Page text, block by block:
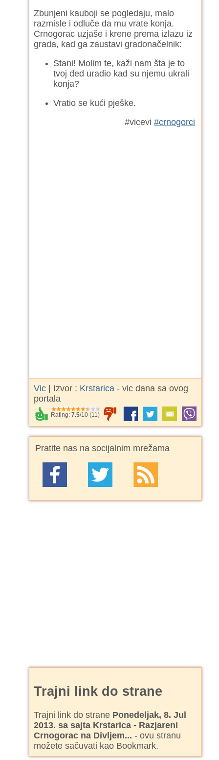
Zbunjeni kauboji se pogledaju, malo
razmisle i odluče da mu vrate konja.
Crnogorac uzjaše i krene prema izlazu iz
grada, kad ga zaustavi gradonačelnik:
Stani! Molim te, kaži nam šta je to
tvoj đed uradio kad su njemu ukrali
konja?
Vratio se kući pješke.
#vicevi#crnogorci
Vic | Izvor : Krstarica - vic dana sa ovog
portala
Rating:7.5/10 (11)
Pratite nas na socijalnim mrežama
Trajni link do strane
Trajni link do strane Ponedeljak, 8. Jul
2013. sa sajta Krstarica - Razjareni
Crnogorac na Divljem... - ovu stranu
možete sačuvati kao Bookmark.